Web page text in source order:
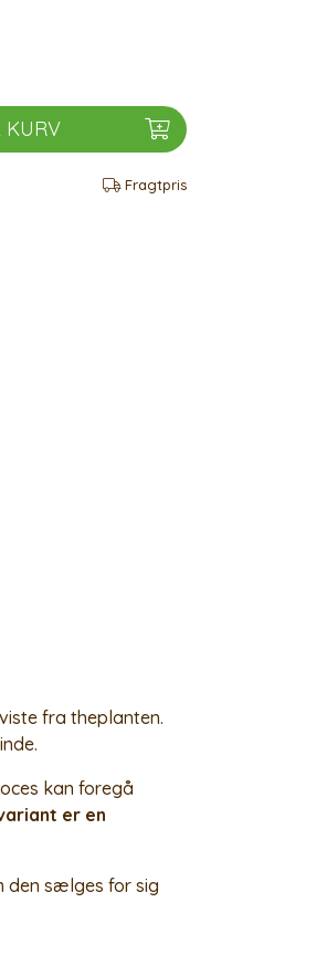
Fragtpris
fra theplanten.
kan foregå
er en
den sælges for sig